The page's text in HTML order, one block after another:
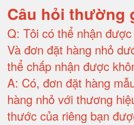
Câu hỏi thường
Q: Tôi có thể nhận
Và đơn đặt hàng nhỏ
thể chấp nhận được
A: Có, đơn đặt hàng
hàng nhỏ với thương
thước của riêng bạn